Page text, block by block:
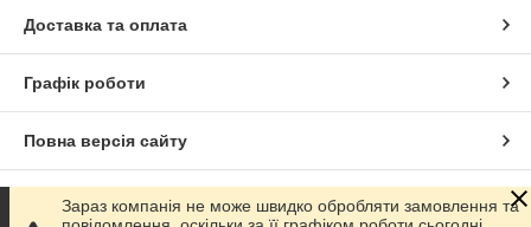
Доставка та оплата
Графік роботи
Повна версія сайту
Сайт створено на маркетплейсі Prom.ua
Зараз компанія не може швидко обробляти замовлення та